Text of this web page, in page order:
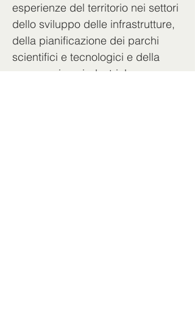
esperienze del territorio nei settori
dello sviluppo delle infrastrutture,
della pianificazione dei parchi
scientifici e tecnologici e della
cooperazione industriale